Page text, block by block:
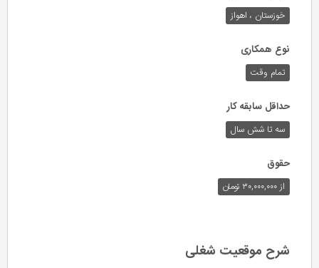
خوزستان ، اهواز
نوع همکاری
تمام وقت
حداقل سابقه کار
سه تا شش سال
حقوق
از ۳۰,۰۰۰,۰۰۰ تومان
شرح موقعیت شغلی